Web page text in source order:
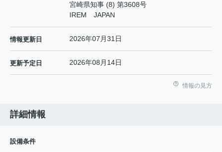
宮崎県知事 (8) 第3608号
IREM JAPAN
情報更新日 2026年07月31日
更新予定日 2026年08月14日
情報の見方
詳細情報
設備条件